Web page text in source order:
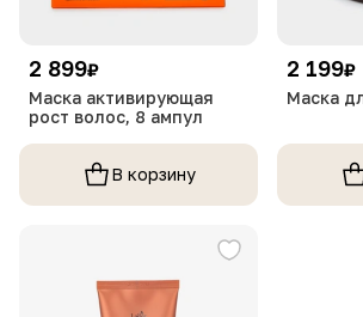
2 899₽
Маска активирующая
рост волос, 8 ампул
В корзину
2 199₽
Маска